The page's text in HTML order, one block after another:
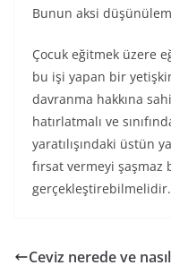
Bunun aksi
Çocuk eğitmek üzere
bu işi yapan bir
davranma hakkına
hatırlatmalı ve
yaratılışındaki üstün
fırsat vermeyi
gerçekleştirebilmelidir.
Ceviz nerede ve